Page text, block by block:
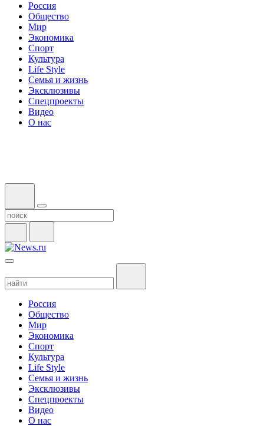
Россия
Общество
Мир
Экономика
Спорт
Культура
Life Style
Семья и жизнь
Эксклюзивы
Спецпроекты
Видео
О нас
Россия
Общество
Мир
Экономика
Спорт
Культура
Life Style
Семья и жизнь
Эксклюзивы
Спецпроекты
Видео
О нас